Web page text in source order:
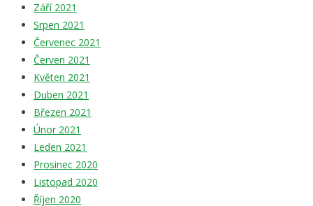
Září 2021
Srpen 2021
Červenec 2021
Červen 2021
Květen 2021
Duben 2021
Březen 2021
Únor 2021
Leden 2021
Prosinec 2020
Listopad 2020
Říjen 2020